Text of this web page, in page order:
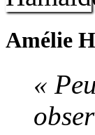
Amélie
«